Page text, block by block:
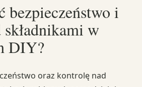
bezpieczeństwo i
w
DIY?
oraz kontrolę nad